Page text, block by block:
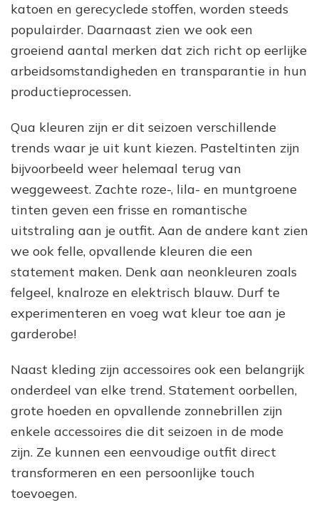
katoen en gerecyclede stoffen, worden steeds
populairder. Daarnaast zien we ook een
groeiend aantal merken dat zich richt op eerlijke
arbeidsomstandigheden en transparantie in hun
productieprocessen.
Qua kleuren zijn er dit seizoen verschillende
trends waar je uit kunt kiezen. Pasteltinten zijn
bijvoorbeeld weer helemaal terug van
weggeweest. Zachte roze-, lila- en muntgroene
tinten geven een frisse en romantische
uitstraling aan je outfit. Aan de andere kant zien
we ook felle, opvallende kleuren die een
statement maken. Denk aan neonkleuren zoals
felgeel, knalroze en elektrisch blauw. Durf te
experimenteren en voeg wat kleur toe aan je
garderobe!
Naast kleding zijn accessoires ook een belangrijk
onderdeel van elke trend. Statement oorbellen,
grote hoeden en opvallende zonnebrillen zijn
enkele accessoires die dit seizoen in de mode
zijn. Ze kunnen een eenvoudige outfit direct
transformeren en een persoonlijke touch
toevoegen.